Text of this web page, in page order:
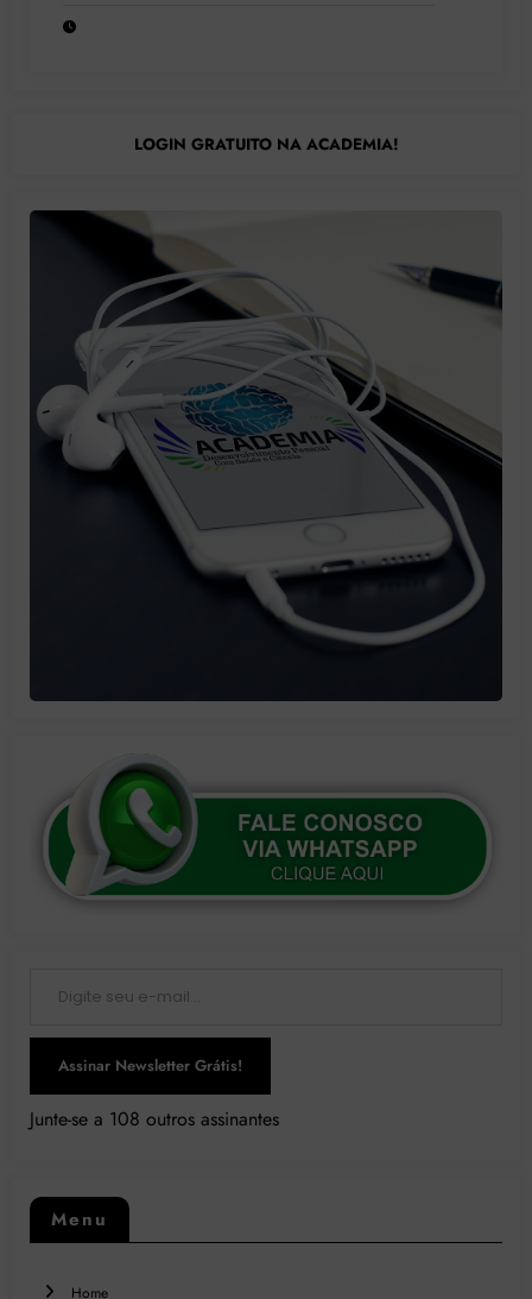
LOGIN GRATUITO NA ACADEMIA!
Assinar Newsletter Grátis!
Junte-se a 108 outros assinantes
Menu
Home